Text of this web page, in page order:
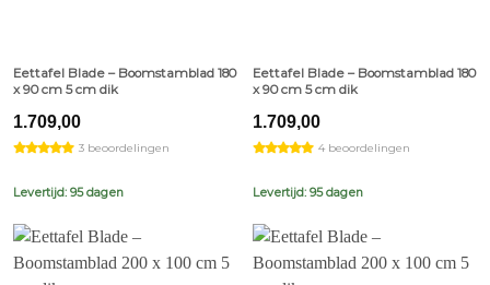
Eettafel Blade – Boomstamblad 180
x 90 cm 5 cm dik
1.709,00
3 beoordelingen
Levertijd: 95 dagen
Eettafel Blade – Boomstamblad 180
x 90 cm 5 cm dik
1.709,00
4 beoordelingen
Levertijd: 95 dagen